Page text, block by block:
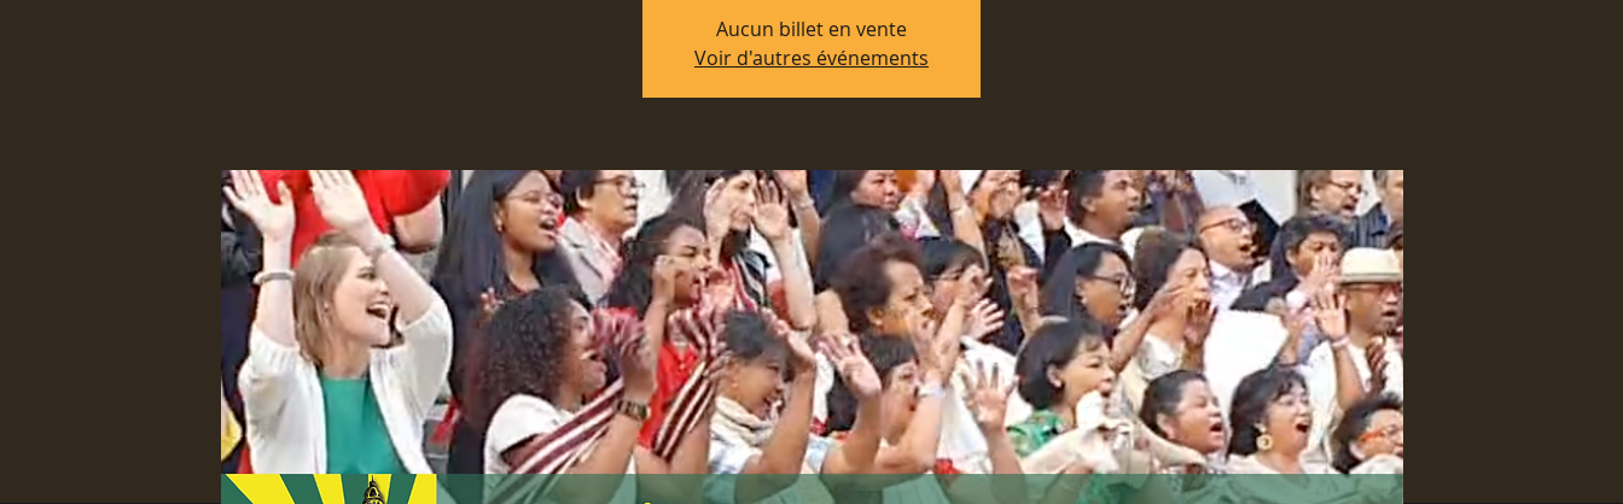
Aucun billet en vente
Voir d'autres événements